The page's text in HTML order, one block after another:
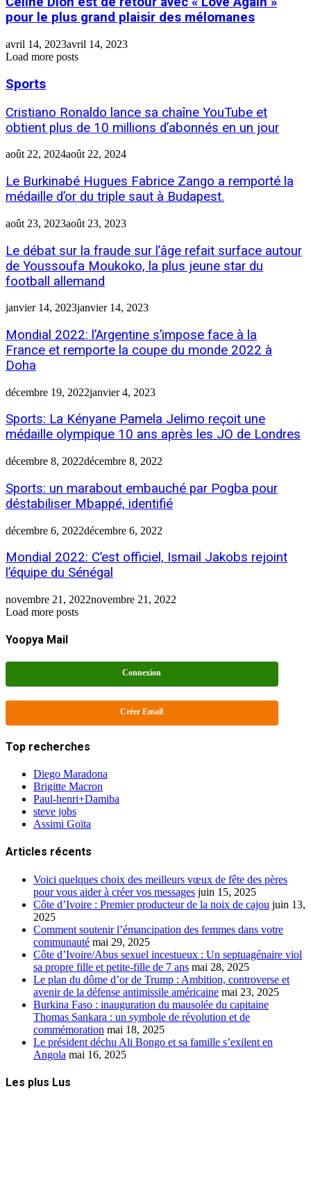
pour le plus grand plaisir des mélomanes
avril 14, 2023avril 14, 2023
Load more posts
Sports
Cristiano Ronaldo lance sa chaîne YouTube et
obtient plus de 10 millions d’abonnés en un jour
août 22, 2024août 22, 2024
Le Burkinabé Hugues Fabrice Zango a remporté la
médaille d’or du triple saut à Budapest.
août 23, 2023août 23, 2023
Le débat sur la fraude sur l’âge refait surface autour
de Youssoufa Moukoko, la plus jeune star du
football allemand
janvier 14, 2023janvier 14, 2023
Mondial 2022: l’Argentine s’impose face à la
France et remporte la coupe du monde 2022 à
Doha
décembre 19, 2022janvier 4, 2023
Sports: La Kényane Pamela Jelimo reçoit une
médaille olympique 10 ans après les JO de Londres
décembre 8, 2022décembre 8, 2022
Sports: un marabout embauché par Pogba pour
déstabiliser Mbappé, identifié
décembre 6, 2022décembre 6, 2022
Mondial 2022: C’est officiel, Ismail Jakobs rejoint
l’équipe du Sénégal
novembre 21, 2022novembre 21, 2022
Load more posts
Yoopya Mail
Connexion
Créer Email
Top recherches
Diego Maradona
Brigitte Macron
Paul-henri+Damiba
steve jobs
Assimi Goïta
Articles récents
Voici quelques choix des meilleurs vœux de fête des pères
pour vous aider à créer vos messages juin 15, 2025
Côte d’Ivoire : Premier producteur de la noix de cajou juin 13,
2025
Comment soutenir l’émancipation des femmes dans votre
communauté mai 29, 2025
Côte d’Ivoire/Abus sexuel incestueux : Un septuagénaire viol
sa propre fille et petite-fille de 7 ans mai 28, 2025
Le plan du dôme d’or de Trump : Ambition, controverse et
avenir de la défense antimissile américaine mai 23, 2025
Burkina Faso : inauguration du mausolée du capitaine
Thomas Sankara : un symbole de révolution et de
commémoration mai 18, 2025
Le président déchu Ali Bongo et sa famille s’exilent en
Angola mai 16, 2025
Les plus Lus